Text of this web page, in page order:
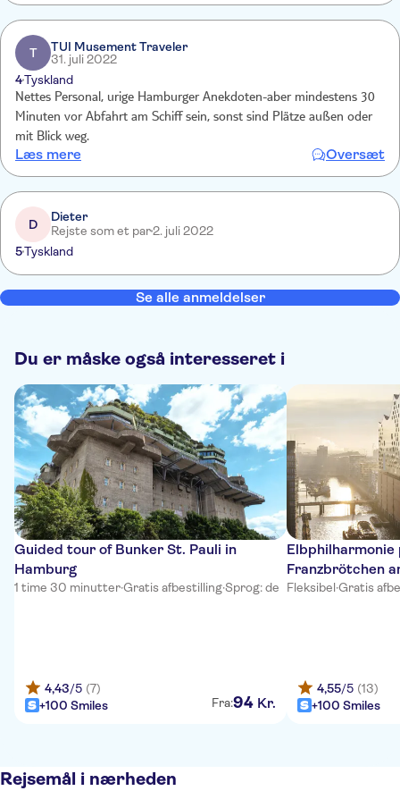
T
TUI Musement Traveler
31. juli 2022
4Tyskland
Nettes Personal, urige Hamburger Anekdoten-aber mindestens 30
Minuten vor Abfahrt am Schiff sein, sonst sind Plätze außen oder
mit Blick weg.
Læs mere Oversæt
D
Dieter
Rejste som et par2. juli 2022
5Tyskland
Se alle anmeldelser
Du er måske også interesseret i
Guided tour of Bunker St. Pauli in
Hamburg
1 time 30 minutter·Gratis afbestilling·Sprog: de
4,43/5 (7)
+100 Smiles
Fra:94 Kr.
Franzbrötchen
Fleksibel·Gratis
4,55/5 (13)
+100 Smiles
Rejsemål i nærheden